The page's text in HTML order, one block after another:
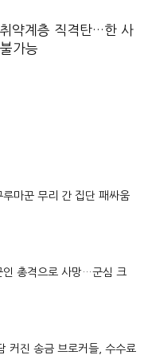
약계층 직격탄…한 사
가능
마꾼 무리 간 집단 패싸움
인 총격으로 사망…군심 크
커진 송금 브로커들, 수수료